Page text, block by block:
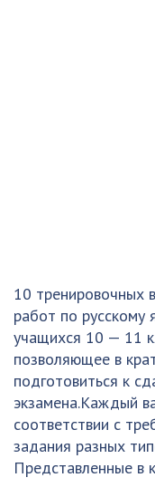
10 тренировочных
работ по русскому
учащихся 10 — 11
позволяющее в
подготовиться к
экзамена.Каждый
соответствии с
задания разных
Представленные в